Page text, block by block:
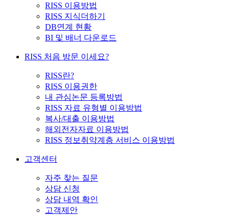
RISS 이용방법
RISS 지식더하기
DB연계 현황
BI 및 배너 다운로드
RISS 처음 방문 이세요?
RISS란?
RISS 이용권한
내 관심논문 등록방법
RISS 자료 유형별 이용방법
복사/대출 이용방법
해외전자자료 이용방법
RISS 정보취약계층 서비스 이용방법
고객센터
자주 찾는 질문
상담 신청
상담 내역 확인
고객제안